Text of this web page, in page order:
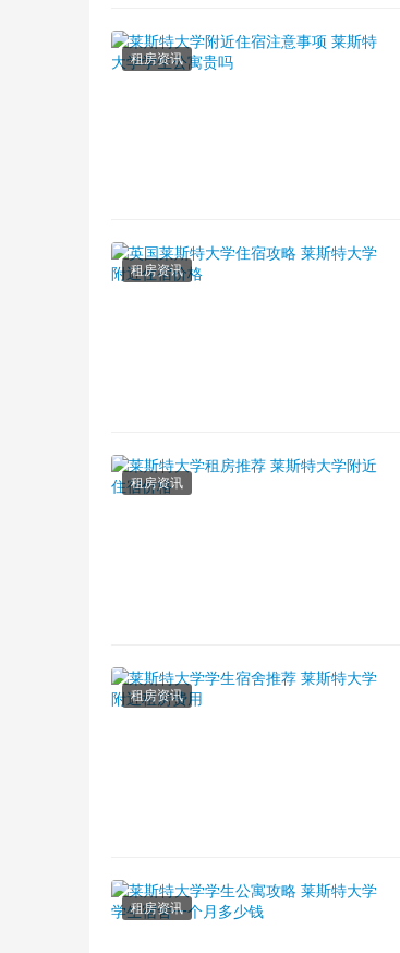
租房资讯
租房资讯
租房资讯
租房资讯
租房资讯